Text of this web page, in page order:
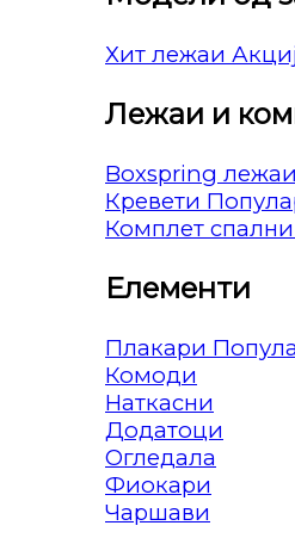
Хит лежаи
Лежаи и
Boxspring лежаи
Кревети
Комплет
Елементи
Плакари
Комоди
Наткасни
Додатоци
Огледала
Фиокари
Чаршави